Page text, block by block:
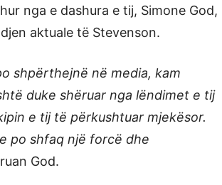
nga e dashura e tij, Simone God,
aktuale të Stevenson.
shpërthejnë në media, kam
duke shëruar nga lëndimet e tij
e tij të përkushtuar mjekësor.
po shfaq një forcë dhe
God.